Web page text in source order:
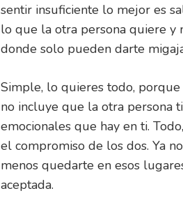
sentir insuficiente lo mejor es
lo que la otra persona quiere y
donde solo pueden darte
Simple, lo quieres todo,
no incluye que la otra persona
emocionales que hay en ti.
el compromiso de los dos. Ya
menos quedarte en esos
aceptada.